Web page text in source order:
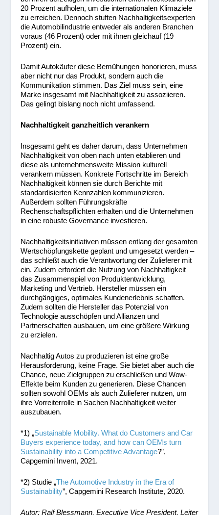
20 Prozent aufholen, um die internationalen Klimaziele
zu erreichen. Dennoch stuften Nachhaltigkeitsexperten
die Automobilindustrie entweder als anderen Branchen
voraus (46 Prozent) oder mit ihnen gleichauf (19
Prozent) ein.
Damit Autokäufer diese Bemühungen honorieren, muss
aber nicht nur das Produkt, sondern auch die
Kommunikation stimmen. Das Ziel muss sein, eine
Marke insgesamt mit Nachhaltigkeit zu assoziieren.
Das gelingt bislang noch nicht umfassend.
Nachhaltigkeit ganzheitlich verankern
Insgesamt geht es daher darum, dass Unternehmen
Nachhaltigkeit von oben nach unten etablieren und
diese als unternehmensweite Mission kulturell
verankern müssen. Konkrete Fortschritte im Bereich
Nachhaltigkeit können sie durch Berichte mit
standardisierten Kennzahlen kommunizieren.
Außerdem sollten Führungskräfte
Rechenschaftspflichten erhalten und die Unternehmen
in eine robuste Governance investieren.
Nachhaltigkeitsinitiativen müssen entlang der gesamten
Wertschöpfungskette geplant und umgesetzt werden –
das schließt auch die Verantwortung der Zulieferer mit
ein. Zudem erfordert die Nutzung von Nachhaltigkeit
das Zusammenspiel von Produktentwicklung,
Marketing und Vertrieb. Hersteller müssen ein
durchgängiges, optimales Kundenerlebnis schaffen.
Zudem sollten die Hersteller das Potenzial von
Technologie ausschöpfen und Allianzen und
Partnerschaften ausbauen, um eine größere Wirkung
zu erzielen.
Nachhaltig Autos zu produzieren ist eine große
Herausforderung, keine Frage. Sie bietet aber auch die
Chance, neue Zielgruppen zu erschließen und Wow-
Effekte beim Kunden zu generieren. Diese Chancen
sollten sowohl OEMs als auch Zulieferer nutzen, um
ihre Vorreiterrolle in Sachen Nachhaltigkeit weiter
auszubauen.
*1) „Sustainable Mobility. What do Customers and Car
Buyers experience today, and how can OEMs turn
Sustainability into a Competitive Advantage?”,
Capgemini Invent, 2021.
*2) Studie „The Automotive Industry in the Era of
Sustainability”, Capgemini Research Institute, 2020.
Autor: Ralf Blessmann, Executive Vice President, Leiter